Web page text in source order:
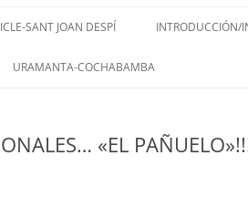
SANT JOAN DESPÍ INTRODUCCIÓN/
URAMANTA-COCHABAMBA
«EL